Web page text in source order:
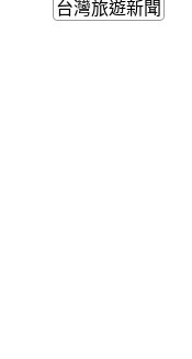
台灣旅遊新聞